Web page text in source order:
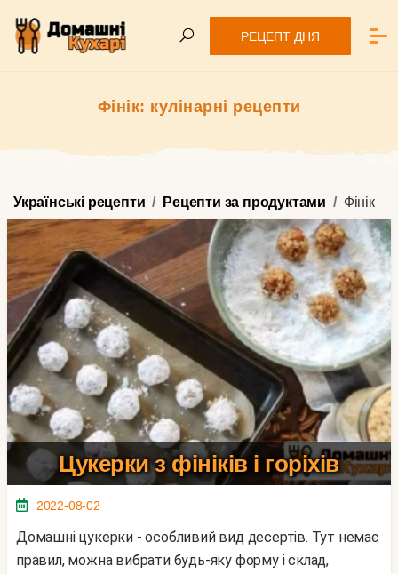
РЕЦЕПТ ДНЯ
Фінік: кулінарні рецепти
Українські рецепти Рецепти за продуктами Фінік
Цукерки з фініків і горіхів
2022-08-02
Домашні цукерки - особливий вид десертів. Тут немає
правил, можна вибрати будь-яку форму і склад,